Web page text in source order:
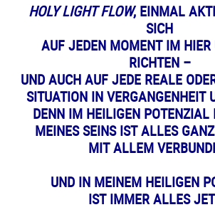
HOLY LIGHT FLOW, EINMAL
SICH
AUF JEDEN MOMENT IM
RICHTEN –
UND AUCH AUF JEDE REALE
SITUATION IN VERGANGENHEIT
DENN IM HEILIGEN POTENZIAL
MEINES SEINS IST ALLES
MIT ALLEM
UND IN MEINEM HEILIGEN
IST IMMER ALLES